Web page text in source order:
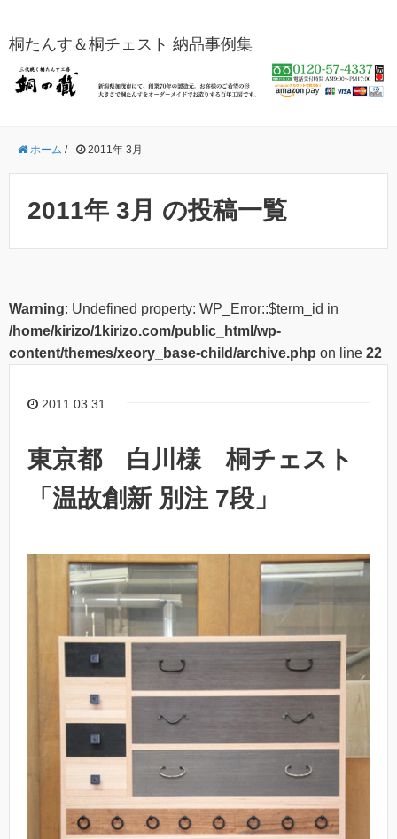
桐たんす＆桐チェスト 納品事例集
ホーム / 2011年 3月
2011年 3月 の投稿一覧
Warning: Undefined property: WP_Error::$term_id in
/home/kirizo/1kirizo.com/public_html/wp-
content/themes/xeory_base-child/archive.php on line 22
2011.03.31
東京都 白川様 桐チェスト
「温故創新 別注 7段」